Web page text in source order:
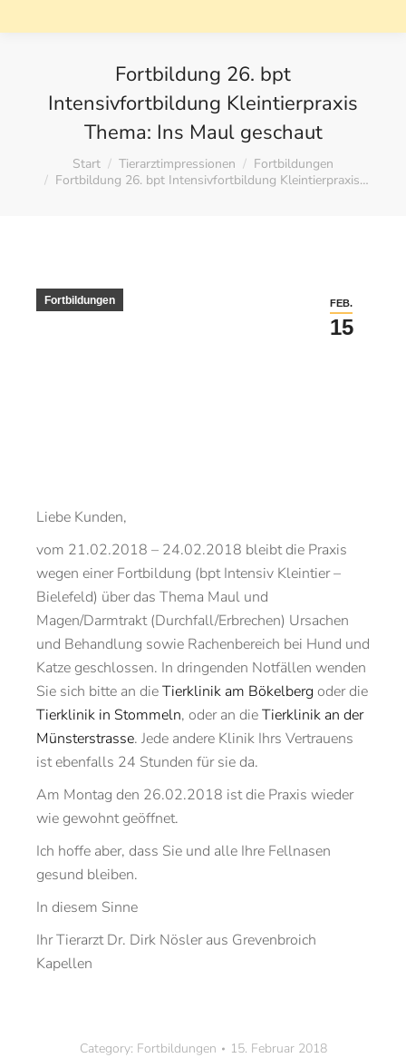
Fortbildung 26. bpt
Intensivfortbildung Kleintierpraxis
Thema: Ins Maul geschaut
Sie befinden sich hier:
Start Tierarztimpressionen
Fortbildungen
Fortbildung 26. bpt Intensivfortbildung Kleintierpraxis…
FEB.
15
Fortbildungen
Liebe Kunden,
vom 21.02.2018 – 24.02.2018 bleibt die Praxis
wegen einer Fortbildung (bpt Intensiv Kleintier –
Bielefeld) über das Thema Maul und
Magen/Darmtrakt (Durchfall/Erbrechen) Ursachen
und Behandlung sowie Rachenbereich bei Hund und
Katze geschlossen. In dringenden Notfällen wenden
Sie sich bitte an dieTierklinik am Bökelberg oder die
Tierklinik in Stommeln, oder an dieTierklinik an der
Münsterstrasse. Jede andere Klinik Ihrs Vertrauens
ist ebenfalls 24 Stunden für sie da.
Am Montag den 26.02.2018 ist die Praxis wieder
wie gewohnt geöffnet.
Ich hoffe aber, dass Sie und alle Ihre Fellnasen
gesund bleiben.
In diesem Sinne
Ihr Tierarzt Dr. Dirk Nösler aus Grevenbroich
Kapellen
Category: Fortbildungen 15. Februar 2018